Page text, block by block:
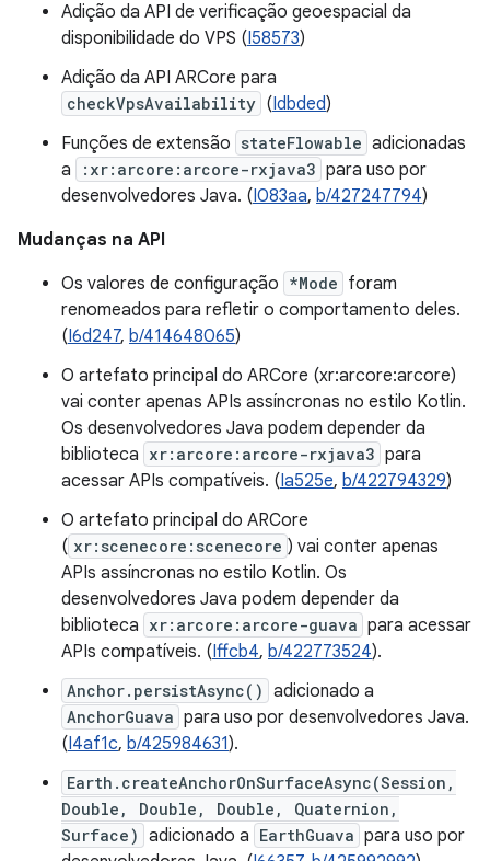
Adição da API de verificação geoespacial da
disponibilidade do VPS (I58573)
Adição da API ARCore para
checkVpsAvailability (Idbded)
Funções de extensão stateFlowable adicionadas
a
:xr:arcore:arcore-rxjava3 para uso por
desenvolvedores Java. (I083aa, b/427247794)
Mudanças na API
Os valores de configuração *Mode foram
renomeados para refletir o comportamento deles.
(I6d247, b/414648065)
O artefato principal do ARCore (xr:arcore:arcore)
vai conter apenas APIs assíncronas no estilo Kotlin.
Os desenvolvedores Java podem depender da
biblioteca xr:arcore:arcore-rxjava3 para
acessar APIs compatíveis. (Ia525e, b/422794329)
O artefato principal do ARCore
( xr:scenecore:scenecore ) vai conter apenas
APIs assíncronas no estilo Kotlin. Os
desenvolvedores Java podem depender da
biblioteca xr:arcore:arcore-guava para acessar
APIs compatíveis. (Iffcb4, b/422773524).
Anchor.persistAsync() adicionado a
AnchorGuava para uso por desenvolvedores Java.
(I4af1c, b/425984631).
Earth.createAnchorOnSurfaceAsync(Session,
Double, Double, Double, Quaternion,
Surface) adicionado a EarthGuava para uso por